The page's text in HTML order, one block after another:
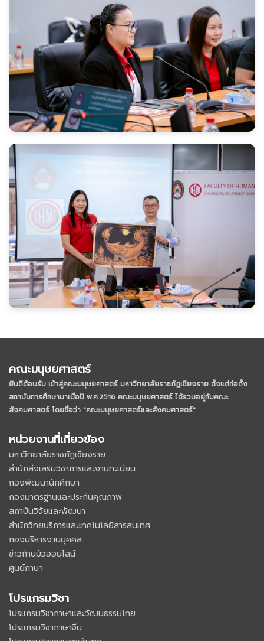
คณะมนุษยศาสตร์
ยินดีต้อนรับ เข้าสู่คณะมนุษยศาสตร์ มหาวิทยาลัยราชภัฏเชียงราย ตั้งแต่ก่อตั้ง
สถาบันการศึกษามาเมื่อปี พ.ศ.2516 คณะมนุษยศาสตร์ ได้รวมอยู่กับคณะ
สังคมศาสตร์ โดยชื่อว่า "คณะมนุษยศาสตร์และสังคมศาสตร์"
หน่วยงานที่เกี่ยวข้อง
มหาวิทยาลัยราชภัฏเชียงราย
สำนักส่งเสริมวิชาการและงานทะเบียน
กองพัฒนานักศึกษา
กองมาตรฐานและประกันคุณภาพ
สถาบันวิจัยและพัฒนา
สำนักวิทยบริการและเทคโนโลยีสารสนเทศ
กองบริหารงานบุคคล
ข่าวก้านบัวออนไลน์
ศูนย์ภาษา
โปรแกรมวิชา
โปรแกรมวิชาภาษาและวัฒนธรรมไทย
โปรแกรมวิชาภาษาจีน